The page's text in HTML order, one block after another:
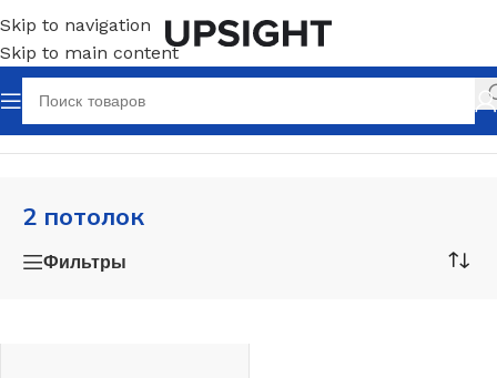
Skip to navigation
Skip to main content
Главная/Осветительные приборы/Прожекторы/2 потолок
2 потолок
Фильтры